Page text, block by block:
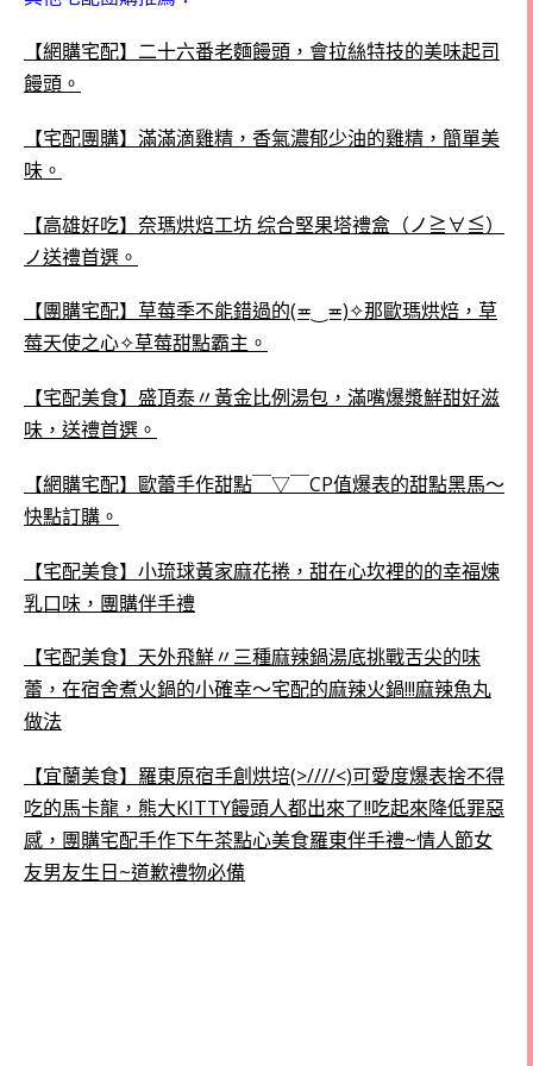
【網購宅配】二十六番老麵饅頭，會拉絲特技的美味起司
饅頭。
【宅配團購】滿滿滴雞精，香氣濃郁少油的雞精，簡單美
味。
【高雄好吃】奈瑪烘焙工坊 综合堅果塔禮盒（ノ≧∀≦）
ノ送禮首選。
【團購宅配】草莓季不能錯過的(≖‿≖)✧那歐瑪烘焙，草
莓天使之心✧草莓甜點霸主。
【宅配美食】盛頂泰〃黃金比例湯包，滿嘴爆漿鮮甜好滋
味，送禮首選。
【網購宅配】歐蕾手作甜點￣▽￣CP值爆表的甜點黑馬～
快點訂購。
【宅配美食】小琉球黃家麻花捲，甜在心坎裡的的幸福煉
乳口味，團購伴手禮
【宅配美食】天外飛鮮〃三種麻辣鍋湯底挑戰舌尖的味
蕾，在宿舍煮火鍋的小確幸～宅配的麻辣火鍋!!!麻辣魚丸
做法
【宜蘭美食】羅東原宿手創烘培(>////<)可愛度爆表捨不得
吃的馬卡龍，熊大KITTY饅頭人都出來了!!吃起來降低罪惡
感，團購宅配手作下午茶點心美食羅東伴手禮~情人節女
友男友生日~道歉禮物必備